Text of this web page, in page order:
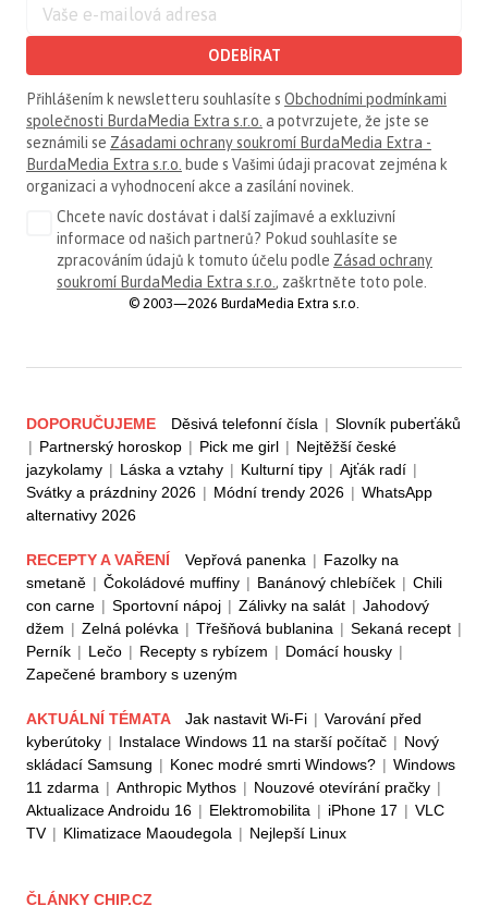
ODEBÍRAT
Přihlášením k newsletteru souhlasíte s Obchodními podmínkami
společnosti BurdaMedia Extra s.r.o. a potvrzujete, že jste se
seznámili se Zásadami ochrany soukromí BurdaMedia Extra -
BurdaMedia Extra s.r.o. bude s Vašimi údaji pracovat zejména k
organizaci a vyhodnocení akce a zasílání novinek.
Chcete navíc dostávat i další zajímavé a exkluzivní
informace od našich partnerů? Pokud souhlasíte se
zpracováním údajů k tomuto účelu podle Zásad ochrany
soukromí BurdaMedia Extra s.r.o., zaškrtněte toto pole.
© 2003—2026 BurdaMedia Extra s.r.o.
DOPORUČUJEME Děsivá telefonní čísla | Slovník puberťáků
| Partnerský horoskop | Pick me girl | Nejtěžší české
jazykolamy | Láska a vztahy | Kulturní tipy | Ajťák radí |
Svátky a prázdniny 2026 | Módní trendy 2026 | WhatsApp
alternativy 2026
RECEPTY A VAŘENÍ Vepřová panenka | Fazolky na
smetaně | Čokoládové muffiny | Banánový chlebíček | Chili
con carne | Sportovní nápoj | Zálivky na salát | Jahodový
džem | Zelná polévka | Třešňová bublanina | Sekaná recept |
Perník | Lečo | Recepty s rybízem | Domácí housky |
Zapečené brambory s uzeným
AKTUÁLNÍ TÉMATA Jak nastavit Wi-Fi | Varování před
kyberútoky | Instalace Windows 11 na starší počítač | Nový
skládací Samsung | Konec modré smrti Windows? | Windows
11 zdarma | Anthropic Mythos | Nouzové otevírání pračky |
Aktualizace Androidu 16 | Elektromobilita | iPhone 17 | VLC
TV | Klimatizace Maoudegola | Nejlepší Linux
ČLÁNKY CHIP.CZ